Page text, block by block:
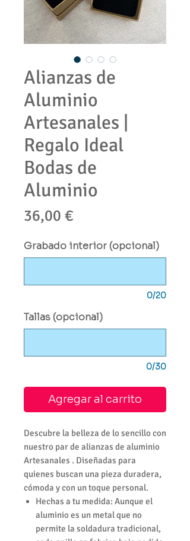
Alianzas de
Aluminio
Artesanales |
Regalo Ideal
Bodas de
Aluminio
36,00 €
Grabado interior (opcional)
0/20
Tallas (opcional)
0/30
Agregar al carrito
Descubre la belleza de lo sencillo con
nuestro par de alianzas de aluminio
Artesanales . Diseñadas para
quienes buscan una pieza duradera,
cómoda y con un toque personal.
Hechas a tu medida: Aunque el
aluminio es un metal que no
permite la soldadura tradicional,